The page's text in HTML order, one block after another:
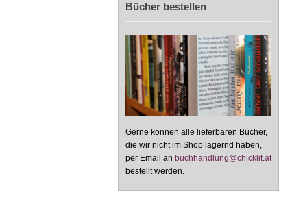
Bücher bestellen
Gerne können alle lieferbaren Bücher,
die wir nicht im Shop lagernd haben,
per Email an buchhandlung@chicklit.at
bestellt werden.